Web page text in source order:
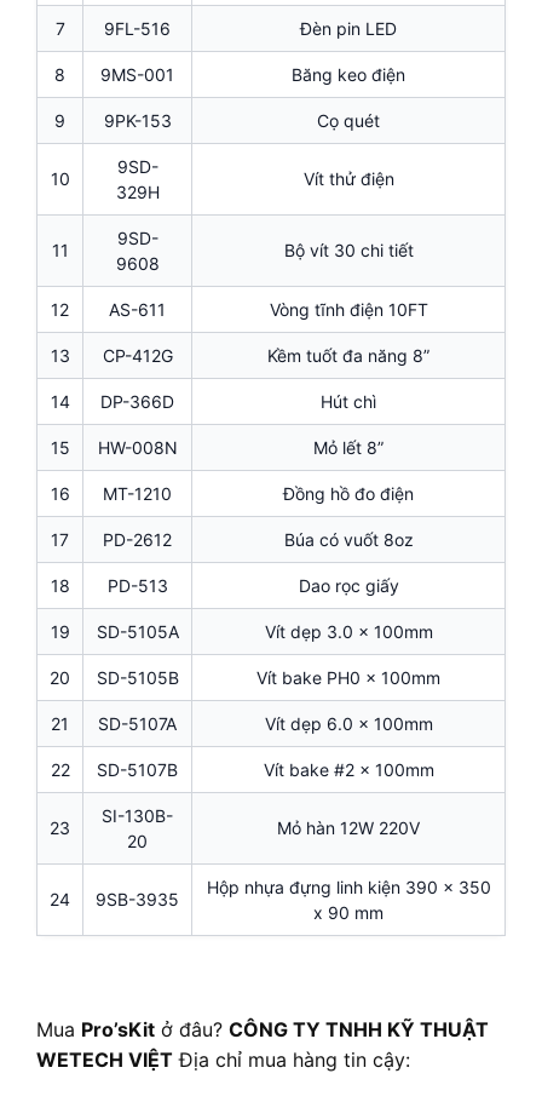
7 9FL-516 Đèn pin LED
8 9MS-001 Băng keo điện
9 9PK-153 Cọ quét
10
9SD-
329H
Vít thử điện
11
9SD-
9608
Bộ vít 30 chi tiết
12 AS-611 Vòng tĩnh điện 10FT
13 CP-412G Kềm tuốt đa năng 8”
14 DP-366D Hút chì
15 HW-008N Mỏ lết 8”
16 MT-1210 Đồng hồ đo điện
17 PD-2612 Búa có vuốt 8oz
18 PD-513 Dao rọc giấy
19 SD-5105A Vít dẹp 3.0 x 100mm
20 SD-5105B Vít bake PH0 x 100mm
21 SD-5107A Vít dẹp 6.0 x 100mm
22 SD-5107B Vít bake #2 x 100mm
23
SI-130B-
20
Mỏ hàn 12W 220V
24 9SB-3935
Hộp nhựa đựng linh kiện 390 x 350
x 90 mm
Mua Pro’sKit ở đâu? CÔNG TY TNHH KỸ THUẬT
WETECH VIỆT Địa chỉ mua hàng tin cậy: